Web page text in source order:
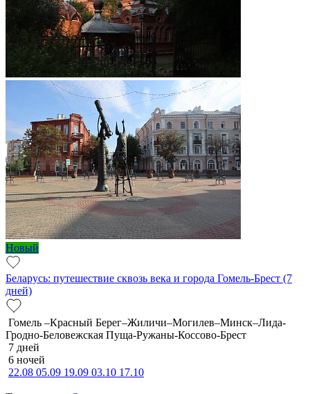
Новый
Беларусь: путешествие сквозь века и города Гомель-Брест (7
дней)
Гомель –Красный Берег–Жиличи–Могилев–Минск–Лида-
Гродно-Беловежская Пуща-Ружаны-Коссово-Брест
7 дней
6 ночей
22.08 05.09 19.09 03.10 17.10